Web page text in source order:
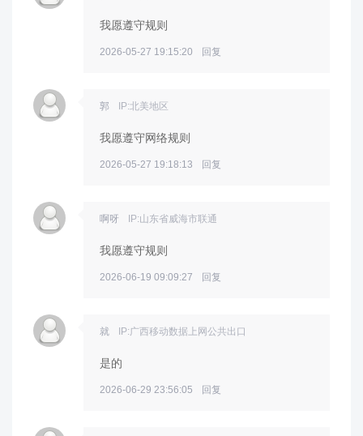
我愿遵守规则
2026-05-27 19:15:20 回复
郭 IP:北美地区
我愿遵守网络规则
2026-05-27 19:18:13 回复
啊呀 IP:山东省威海市联通
我愿遵守规则
2026-06-19 09:09:27 回复
就 IP:广西移动数据上网公共出口
是的
2026-06-29 23:56:05 回复